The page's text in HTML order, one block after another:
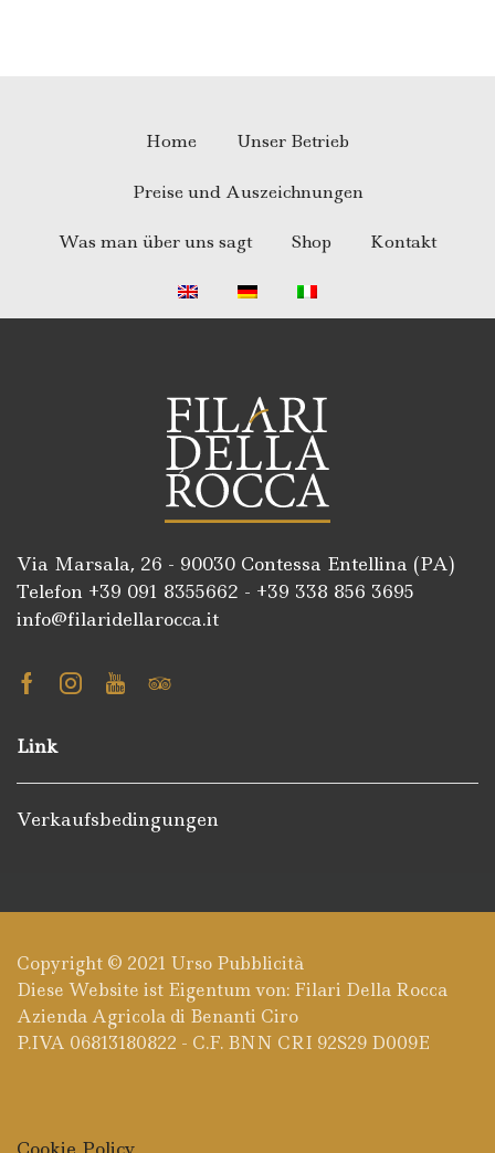
Home Unser Betrieb
Preise und Auszeichnungen
Was man über uns sagt Shop Kontakt
Via Marsala, 26 - 90030 Contessa Entellina (PA)
Telefon +39 091 8355662 - +39 338 856 3695
info@filaridellarocca.it
Facebook
Instagram
YoutubeTripadvisor
Link
Verkaufsbedingungen
Copyright © 2021 Urso Pubblicità
Diese Website ist Eigentum von: Filari Della Rocca
Azienda Agricola di Benanti Ciro
P.IVA 06813180822 - C.F. BNN CRI 92S29 D009E